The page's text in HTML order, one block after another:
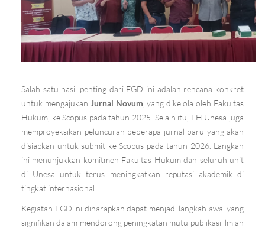
Salah satu hasil penting dari FGD ini adalah rencana konkret
untuk mengajukan Jurnal Novum , yang dikelola oleh Fakultas
Hukum, ke Scopus pada tahun 2025. Selain itu, FH Unesa juga
memproyeksikan peluncuran beberapa jurnal baru yang akan
disiapkan untuk submit ke Scopus pada tahun 2026. Langkah
ini menunjukkan komitmen Fakultas Hukum dan seluruh unit
di Unesa untuk terus meningkatkan reputasi akademik di
tingkat internasional.
Kegiatan FGD ini diharapkan dapat menjadi langkah awal yang
signifikan dalam mendorong peningkatan mutu publikasi ilmiah